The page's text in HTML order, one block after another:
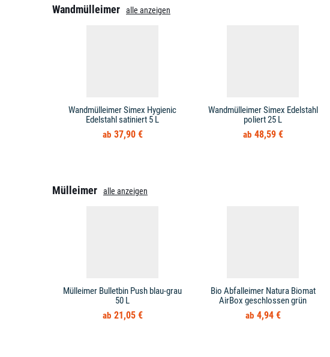
Wandmülleimer alle anzeigen
Wandmülleimer Simex Hygienic
Edelstahl satiniert 5 L
37,90 €
Wandmülleimer Simex Edelstahl
poliert 25 L
48,59 €
Mülleimer alle anzeigen
Mülleimer Bulletbin Push blau-grau
50 L
21,05 €
Bio Abfalleimer Natura Biomat
AirBox geschlossen grün
4,94 €